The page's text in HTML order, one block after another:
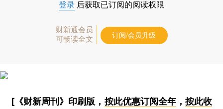
登录 后获取已订阅的阅读权限
财新通会员
可畅读全文
订阅/会员升级
[《财新周刊》印刷版， 按此优惠订阅全年， 按此收